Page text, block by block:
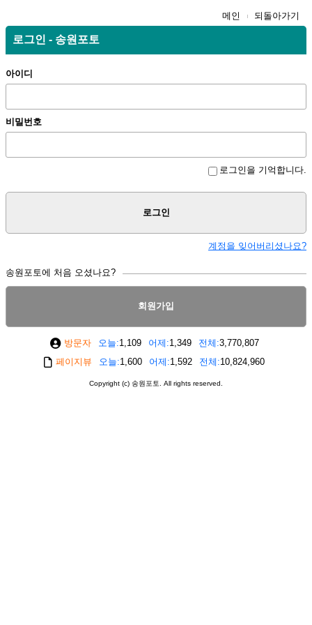
메인 되돌아가기
로그인 - 송원포토
아이디
비밀번호
로그인을 기억합니다.
로그인
계정을 잊어버리셨나요?
송원포토에 처음 오셨나요?
회원가입
방문자 오늘 1,109 어제 1,349 전체 3,770,807
페이지뷰
오늘 1,600 어제 1,592 전체 10,824,960
Copyright (c) 송원포토. All rights reserved.